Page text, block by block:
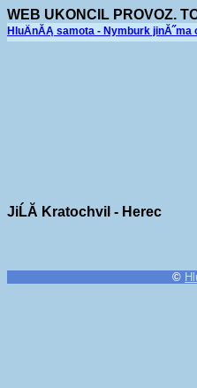
WEB UKONCIL PROVOZ.
HluÄnĂĄ samota - Nymburk jinĂ˝ma
JiĹĂ­ Kratochvil - Herec
©